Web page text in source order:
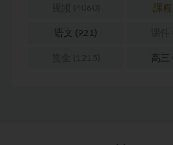
課程
语文 (921)
高三